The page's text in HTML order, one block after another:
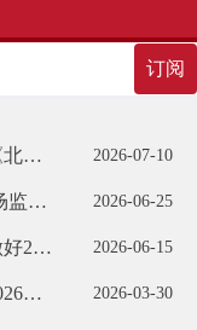
订阅